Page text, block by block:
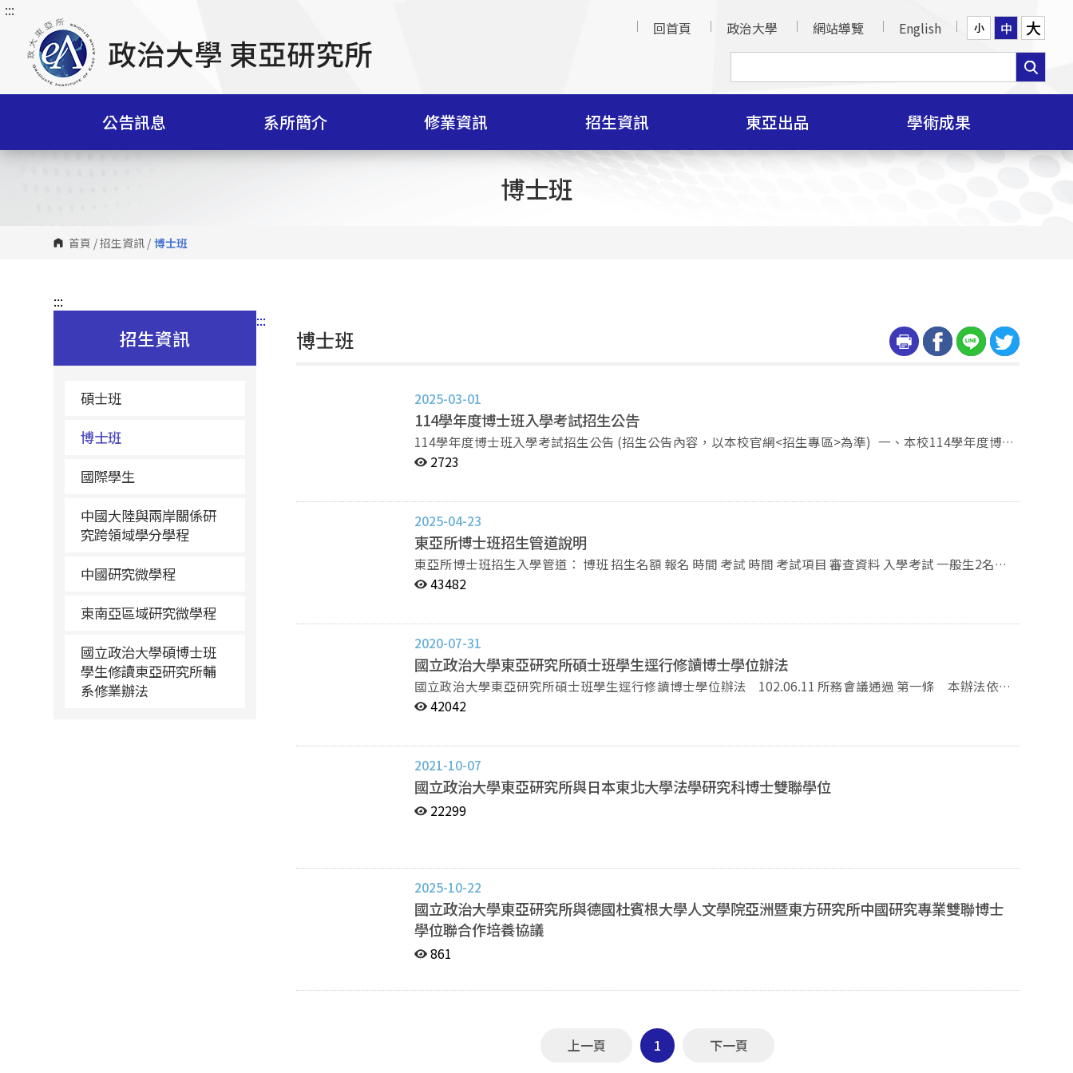
跳
內
塊
:::
回首頁
政治大學 網站導覽 English 小 中 大
公告訊息 系所簡介 修業資訊 招生資訊 東亞出品 學術成果
博士班
首頁 /招生資訊 / 博士班
:::
招生資訊
碩士班
博士班
國際學生
中國大陸與兩岸關係研
究跨領域學分學程
中國研究微學程
東南亞區域研究微學程
國立政治大學碩博士班
學生修讀東亞研究所輔
系修業辦法
:::
博士班
2025-03-01
114學年度博士班入學考試招生公告
114學年度博士班入學考試招生公告 (招生公告內容，以本校官網<招生專區>為準) 一、本校114學年度博士
班招生簡章不發售紙本簡章，請自行網頁瀏覽或列印，報名前請務必詳閱簡章（請點選下方連結參閱）。
月25日下午5時止（逾時不受理）。 ※依各系所「資料繳交方式」規定辦理 三、報名流程（請詳簡章第6-8
頁）： （一）於報名系統取得繳費帳號（114年3月25日中午12時止)。 （二）於報名系統線上以信用卡、
金融卡繳款、或至全國金融機構自動提款機（ATM）繳費、第一銀行臨櫃繳款（擇一方式繳費）。 （三）
於報名系統填寫個人基本資料，完成報名後下載PDF報名表自行存檔。 （四）依系所規定繳交報名所需相
2723
2025-04-23
東亞所博士班招生管道說明
東亞所博士班招生入學管道： 博班 招生名額 報名 時間 考試 時間 考試項目 審查資料 入學考試 一般生2名
（內含碩士生逕讀博士1名） 在職生2名 每年3或4月 每年4或5月 筆試(30%)：專業英文、中國大陸研究 資
東亞所辦公室。 上表資料由東亞所辦公室整理，僅供參考。 各學年度考試資料可能會有變動。請依本校每
學年度招生簡章公告為準。本校各項考試資料可至本校官網【招生專區】查詢。
43482
2020-07-31
國立政治大學東亞研究所碩士班學生逕行修讀博士學位辦法
國立政治大學東亞研究所碩士班學生逕行修讀博士學位辦法 102.06.11 所務會議通過 第一條 本辦法依大
學法第二十二條第五項暨教育部發布之「大學碩士班研究生逕修讀博士學位辦法」與及「國立政治大學碩士
業年限、再回碩士班就讀及授予學位方式等相關規定，概依教育部「大學碩士班研究生逕修讀博士學位辦
法」及政治大學相關規定辦理。 第三條 碩士班研究生申請逕行修讀博士學位者應具下列資格：
一、修業一年以上，且第一學年兩學期共修十八學分以上。 二、提出研究計畫及代表性學期報告或學
術著作經審查認定具研究潛力。 三、經本所或本校相關學系（研究所）教授二人以上之推薦。 第四
條 申請逕行修讀博士學位者應於每年四月一日以前（如遇假日，以前一工作日為截止日），向所辦繳交下
表性學期報告、著作（合著作品應註明）一式五份； 七、其他有助於顯示考生學術研究潛力的資料一
式五份； 八、推薦信二封。（本系或本校相關學系教授兩人以上之推薦） 第五條 甄試成績計算方
式： 一、書面資料佔 50%（含大學暨研究所成績、研究計畫、學術著作、代表性學期報告）
二、口試成績佔 50%。 第六條 甄試結果確認申請人資格符合規定，並簽請校長核定，再送教務
處報教育部備查後，得逕行修讀博士學位。 第七條 本辦法經所務會議通過後施行，修正時亦同。 東亞
研究所碩士班研究生逕行修讀博士學位申請表 （申請人僅填寫粗框部分） 申 請 人 姓 名 系 級 （學 號） 聯
□碩士班成績單正本一份 □著作清單與代表性著作一式五份； □大學成績單正本一
42042
2021-10-07
國立政治大學東亞研究所與日本東北大學法學研究科博士雙聯學位
22299
2025-10-22
國立政治大學東亞研究所與德國杜賓根大學人文學院亞洲暨東方研究所中國研究專業雙聯博士
學位聯合作培養協議
861
上一頁 1 下一頁